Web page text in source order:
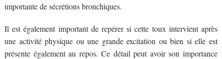
importante de sécrétions bronchiques.
Il est également important de repérer si cette toux intervient après
une activité physique ou une grande excitation ou bien si elle est
présente également au repos. Ce détail peut avoir son importance